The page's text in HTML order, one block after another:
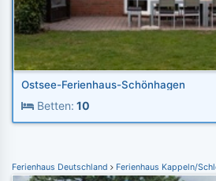
Ostsee-Ferienhaus-Schönhagen
Betten: 10
Ferienhaus Deutschland Ferienhaus Kappeln/